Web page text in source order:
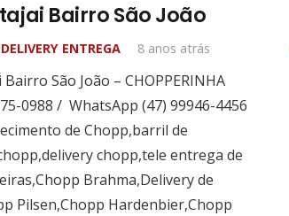
Bairro São João
ENTREGA 8 anos atrás
São João – CHOPPERINHA
0988 / WhatsApp (47) 99946-4456
de Chopp,barril de
chopp,tele entrega de
Brahma,Delivery de
Pilsen,Chopp Hardenbier,Chopp